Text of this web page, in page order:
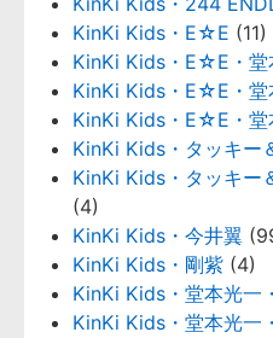
KinKi Kids・E☆E (11)
KinKi Kids・E☆E・堂
KinKi Kids・E☆E・堂
KinKi Kids・E☆E・堂
KinKi Kids・タッキー
KinKi Kids・タッキー
(4)
KinKi Kids・今井翼
KinKi Kids・剛紫 (4)
KinKi Kids・堂本光一
KinKi Kids・堂本光一